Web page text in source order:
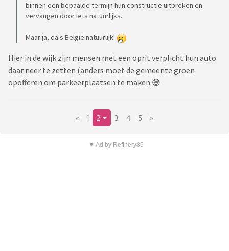
binnen een bepaalde termijn hun constructie uitbreken en
vervangen door iets natuurlijks.
Maar ja, da's België natuurlijk!
Hier in de wijk zijn mensen met een oprit verplicht hun auto
daar neer te zetten (anders moet de gemeente groen
opofferen om parkeerplaatsen te maken 😅
« 1 2 3 4 5 »
▼ Ad by Refinery89